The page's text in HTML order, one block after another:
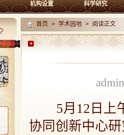
机构设置 科学研究
首页 > 学术园地 > 阅读正文
5月 12 日上
协同创新中心